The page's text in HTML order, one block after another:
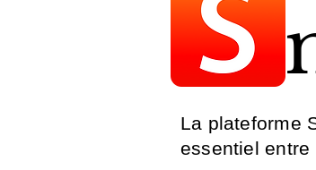
La plateforme
essentiel entre